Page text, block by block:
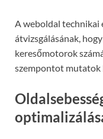
A weboldal technikai
átvizsgálásának,
keresőmotorok
szempontot mutatok